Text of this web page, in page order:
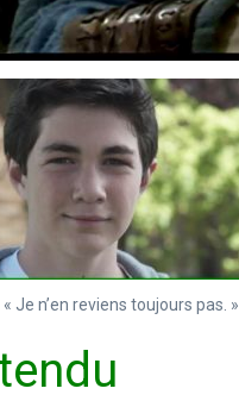
« Je n’en reviens toujours pas. »